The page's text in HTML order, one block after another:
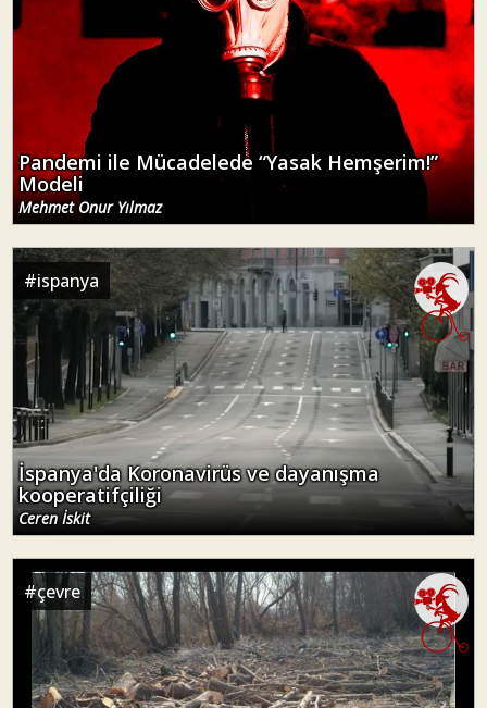
Pandemi ile Mücadelede “Yasak Hemşerim!”
Modeli
Mehmet Onur Yılmaz
#ispanya
İspanya'da Koronavirüs ve dayanışma
kooperatifçiliği
Ceren İskit
#çevre